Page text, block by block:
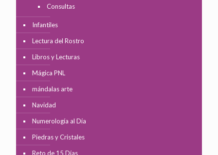
Consultas
Infantiles
Lectura del Rostro
Libros y Lecturas
Mágica PNL
mándalas arte
Navidad
Numerología al Día
Piedras y Cristales
Reto de 15 Días